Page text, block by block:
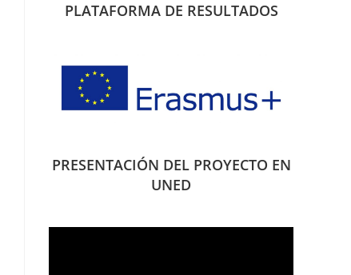
PLATAFORMA DE RESULTADOS
PRESENTACIÓN DEL PROYECTO EN
UNED